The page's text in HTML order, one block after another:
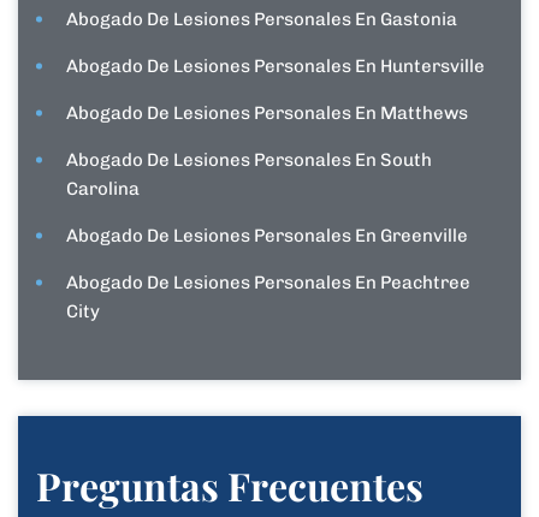
Abogado De Lesiones Personales En Gastonia
Abogado De Lesiones Personales En Huntersville
Abogado De Lesiones Personales En Matthews
Abogado De Lesiones Personales En South
Carolina
Abogado De Lesiones Personales En Greenville
Abogado De Lesiones Personales En Peachtree
City
Preguntas Frecuentes